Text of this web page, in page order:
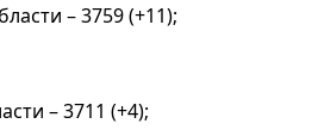
– 3759 (+11);
– 3711 (+4);